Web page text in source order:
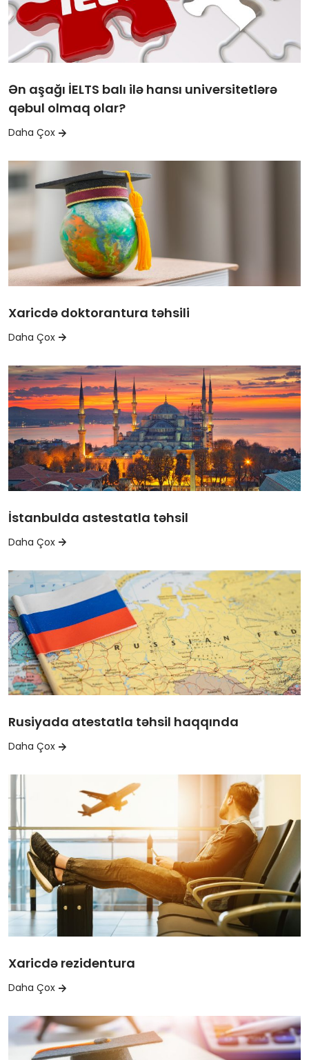
Ən aşağı İELTS balı ilə hansı universitetlərə
qəbul olmaq olar?
Daha Çox
Xaricdə doktorantura təhsili
Daha Çox
İstanbulda astestatla təhsil
Daha Çox
Rusiyada atestatla təhsil haqqında
Daha Çox
Xaricdə rezidentura
Daha Çox